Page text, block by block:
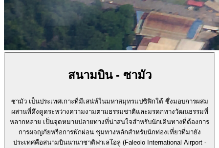
สนามบิน - ซามัว
ซามัว เป็นประเทศเกาะที่มีเสน่ห์ในมหาสมุทรแปซิฟิกใต้ ซึ่งมอบการผสม
ผสานที่ดึงดูดระหว่างความงามตามธรรมชาติและมรดกทางวัฒนธรรมที่
หลากหลาย เป็นจุดหมายปลายทางที่น่าสนใจสำหรับนักเดินทางที่ต้องการ
การผจญภัยหรือการพักผ่อน ชุมทางหลักสำหรับนักท่องเที่ยวที่มายัง
ประเทศคือสนามบินนานาชาติฟาเลโอลู (Faleolo International Airport -